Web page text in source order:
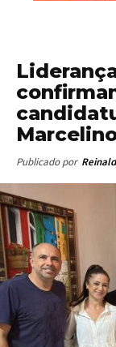
Publicado por